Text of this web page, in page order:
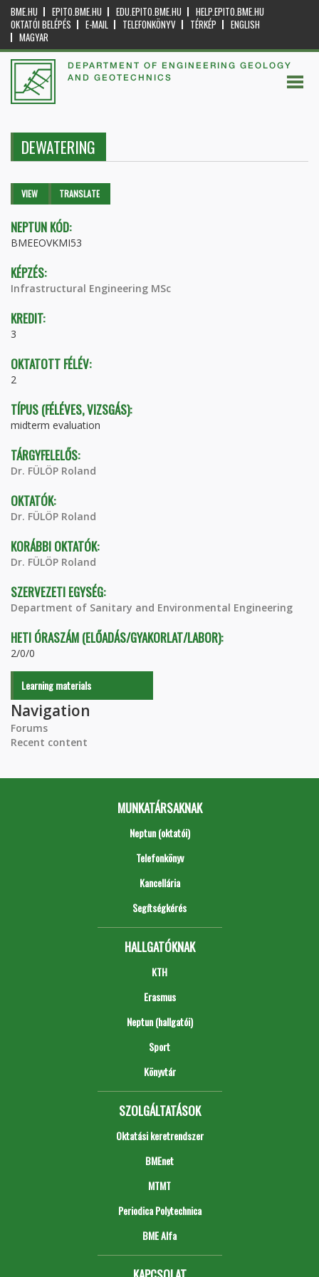
BME.HU EPITO.BME.HU EDU.EPITO.BME.HU
HELP.EPITO.BME.HU
OKTATÓI BELÉPÉS
E-MAIL TELEFONKÖNYV TÉRKÉP
ENGLISH
MAGYAR
DEPARTMENT OF ENGINEERING GEOLOGY
AND GEOTECHNICS
DEWATERING
Primary tabs
VIEW (ACTIVETRANSLATE
NEPTUN KÓD:
BMEEOVKMI53
KÉPZÉS:
Infrastructural Engineering MSc
KREDIT:
3
OKTATOTT FÉLÉV:
2
TÍPUS (FÉLÉVES, VIZSGÁS):
midterm evaluation
TÁRGYFELELŐS:
Dr. FÜLÖP Roland
OKTATÓK:
Dr. FÜLÖP Roland
KORÁBBI OKTATÓK:
Dr. FÜLÖP Roland
SZERVEZETI EGYSÉG:
Department of Sanitary and Environmental Engineering
HETI ÓRASZÁM (ELŐADÁS/GYAKORLAT/LABOR):
2/0/0
Learning materials
Navigation
Forums
Recent content
MUNKATÁRSAKNAK
Neptun (oktatói)
Telefonkönyv
Kancellária
Segítségkérés
HALLGATÓKNAK
KTH
Erasmus
Neptun (hallgatói)
Sport
Könyvtár
SZOLGÁLTATÁSOK
Oktatási keretrendszer
BMEnet
MTMT
Periodica Polytechnica
BME Alfa